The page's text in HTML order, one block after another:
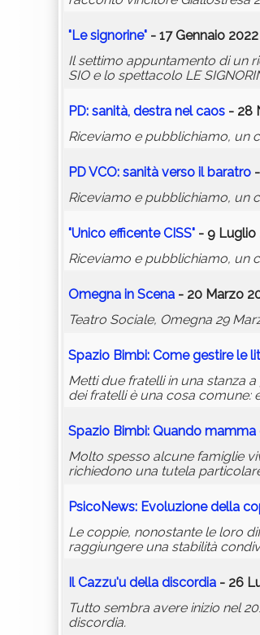
"Le signorine" - 17 Gennaio
Il settimo appuntamento di un
SIO e lo spettacolo LE
PD: sanità, destra nel caos - 28
Riceviamo e pubblichiamo, un
PD VCO: sanità verso il baratro
Riceviamo e pubblichiamo, un
"Unico efficente CISS" - 9 Luglio
Riceviamo e pubblichiamo, un
Omegna in Scena - 20 Marzo
Teatro Sociale, Omegna 29
Spazio Bimbi: Come gestire le
Metti due fratelli in una stanza
dei fratelli è una cosa comune:
Spazio Bimbi: Quando
Molto spesso alcune famiglie
richiedono una tutela
PsicoNews: Evoluzione della
Le coppie, nonostante le loro
raggiungere una stabilità
Il Cazzu'u della discordia - 26
Tutto sembra avere inizio nel
discordia.